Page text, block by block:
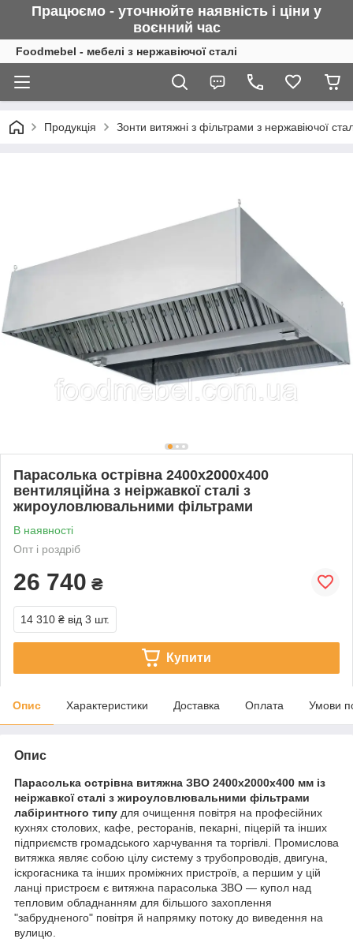
Працюємо - уточнюйте наявність і ціни у
воєнний час
Foodmebel - мебелі з нержавіючої сталі
Продукція Зонти витяжні з фільтрами з нержавіючої
Парасолька острівна 2400х2000х400
вентиляційна з неіржавкої сталі з
жироуловлювальними фільтрами
В наявності
Опт і роздріб
26 740 ₴
14 310 ₴ від 3 шт.
Купити
Опис Характеристики Доставка Оплата Умови
Опис
Парасолька острівна витяжна ЗВО 2400х2000х400 мм із
неіржавкої сталі з жироуловлювальними фільтрами
лабіринтного типу для очищення повітря на професійних
кухнях столових, кафе, ресторанів, пекарні, піцерій та інших
підприємств громадського харчування та торгівлі. Промислова
витяжка являє собою цілу систему з трубопроводів, двигуна,
іскрогасника та інших проміжних пристроїв, а першим у цій
ланці пристроєм є витяжна парасолька ЗВО — купол над
тепловим обладнанням для більшого захоплення
"забрудненого" повітря й напрямку потоку до виведення на
вулицю.